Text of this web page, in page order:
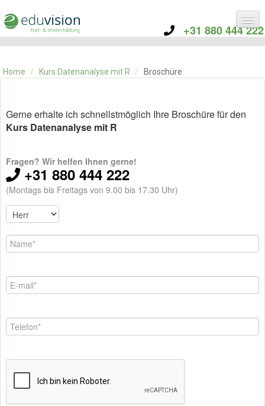
+31 880 444 222
KATEGORIE
ÜBER EDUVISION
Home / Kurs Datenanalyse mit R / Broschüre
Gerne erhalte ich schnellstmöglich Ihre Broschüre für den
Kurs Datenanalyse mit R
Fragen? Wir helfen Ihnen gerne!
+31 880 444 222
(Montags bis Freitags von 9.00 bis 17.30 Uhr)